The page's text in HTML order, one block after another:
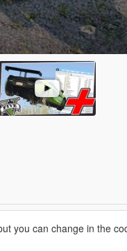
you can change in the